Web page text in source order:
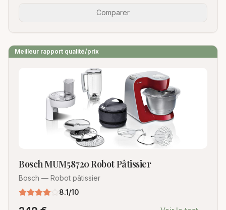
Comparer
Meilleur rapport qualité/prix
Bosch MUM58720 Robot Pâtissier
Bosch — Robot pâtissier
8.1/10